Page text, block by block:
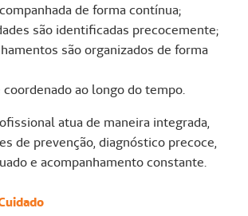
de forma contínua;
são identificadas precocemente;
são organizados de forma
coordenado ao longo do tempo.
atua de maneira integrada,
de prevenção, diagnóstico precoce,
e acompanhamento constante.